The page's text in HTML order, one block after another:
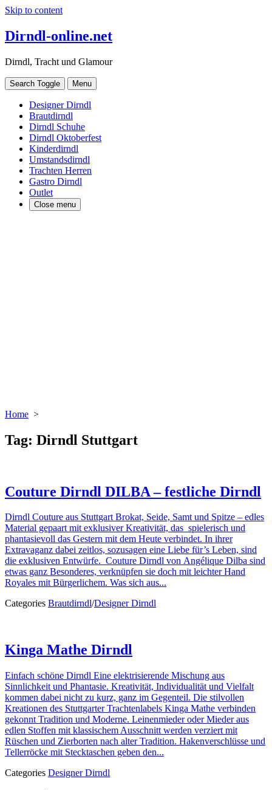
Skip to content
Dirndl-online.net
Dirndl, Tracht und Glamour
Search Toggle Menu
Designer Dirndl
Brautdirndl
Dirndl Schuhe
Dirndl Oktoberfest
Kinderdirndl
Umstandsdirndl
Trachten Herren
Gastro Dirndl
Outlet
Close menu
Home >
Tag: Dirndl Stuttgart
Couture Dirndl DILBA – festliche Dirndl
Dirndl Couture aus Stuttgart Brokat, Seide, Samt und Spitze – edles
Material gepaart mit exklusiver Kreativität, das spielerisch und
phantasievoll das Gestern mit dem Heute verbindet. In ihrer
Extravaganz dabei zeitlos, sozusagen eine Liebe für’s Leben, sind
die exklusiven Entwürfe. Couture Dirndl von Angélique Dilba sind
etwas ganz Besonderes, verknüpfen sie doch mit leichter Hand
Royales mit Bürgerlichem. Was sich aus...
Categories Brautdirndl/Designer Dirndl
Kinga Mathe Dirndl
Einfach schöne Dirndl Eine elektrisierende Mischung aus
Sinnlichkeit und Phantasie. Kreativität, Individualität und Vielfalt
kommen dabei nicht zu kurz, ganz im Gegenteil. Die stilvollen
Kreationen des Stuttgarter Trachtenlabels Kinga Mathe verbinden
gekonnt Tradition und Moderne. Leinenmieder oder Mieder aus
edlen Stoffen mit klassischem Ausschnitt werden verziert mit
Rüschen und Zierborten nach alter Tradition. Hakenverschlüsse und
Tellerröcke mit Stecktaschen geben den...
Categories Designer Dirndl